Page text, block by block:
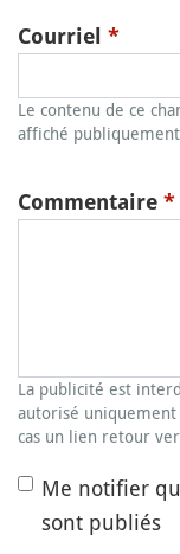
Courriel *
Le contenu de ce
affiché
Commentaire *
La publicité est
autorisé
cas un lien retour
Me notifier
sont publiés